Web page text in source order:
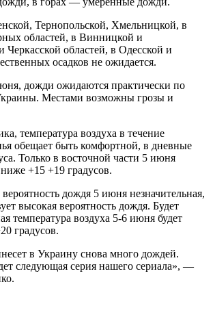
Тернопольской, Хмельницкой, в
областей, в Винницкой и
Черкасской областей, в Одесской и
осадков не ожидается.
дожди ожидаются практически по
Местами возможны грозы и
температура воздуха в течение
обещает быть комфортной, в дневные
Только в восточной части 5 июня
+15 +19 градусов.
дождя 5 июня незначительная,
высокая вероятность дождя. Будет
температура воздуха 5-6 июня будет
градусов.
в Украину снова много дождей.
следующая серия нашего сериала», —